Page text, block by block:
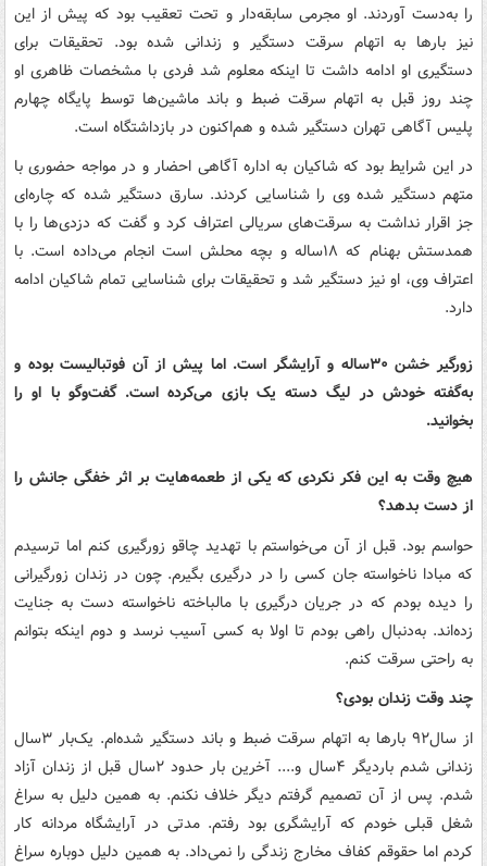
را به‌دست آوردند. او مجرمی سابقه‌دار و تحت تعقیب بود که پیش از این
نیز بارها به اتهام سرقت دستگیر و زندانی شده بود. تحقیقات برای
دستگیری او ادامه داشت تا اینکه معلوم شد فردی با مشخصات ظاهری او
چند روز قبل به اتهام سرقت ضبط و باند ماشین‌ها توسط پایگاه چهارم
پلیس آگاهی تهران دستگیر شده و هم‌اکنون در بازداشتگاه است.
در این شرایط بود که شاکیان به اداره آگاهی احضار و در مواجه حضوری با
متهم دستگیر شده وی را شناسایی کردند. سارق دستگیر شده که چاره‌ای
جز اقرار نداشت به سرقت‌های سریالی اعتراف کرد و گفت که دزدی‌ها را با
همدستش بهنام که ۱۸ساله و بچه محلش است انجام می‌داده است. با
اعتراف وی، او نیز دستگیر شد و تحقیقات برای شناسایی تمام شاکیان ادامه
دارد.
زورگیر خشن ۳۰ساله و آرایشگر است. اما پیش از آن فوتبالیست بوده و
به‌گفته خودش در لیگ دسته یک بازی می‌کرده است. گفت‌وگو با او را
بخوانید.
هیچ وقت به این فکر نکردی که یکی از طعمه‌هایت بر اثر خفگی جانش را
از دست بدهد؟
حواسم بود. قبل از آن می‌خواستم با تهدید چاقو زورگیری کنم اما ترسیدم
که مبادا ناخواسته جان کسی را در درگیری بگیرم. چون در زندان زورگیرانی
را دیده بودم که در جریان درگیری با مالباخته ناخواسته دست به جنایت
زده‌اند. به‌دنبال راهی بودم تا اولا به کسی آسیب نرسد و دوم اینکه بتوانم
به راحتی سرقت کنم.
چند وقت زندان بودی؟
از سال۹۲ بارها به اتهام سرقت ضبط و باند دستگیر شده‌ام. یک‌بار ۳سال
زندانی شدم باردیگر ۴سال و.... آخرین بار حدود ۲سال قبل از زندان آزاد
شدم. پس از آن تصمیم گرفتم دیگر خلاف نکنم. به همین دلیل به سراغ
شغل قبلی خودم که آرایشگری بود رفتم. مدتی در آرایشگاه مردانه کار
کردم اما حقوقم کفاف مخارج زندگی را نمی‌داد. به همین دلیل دوباره سراغ